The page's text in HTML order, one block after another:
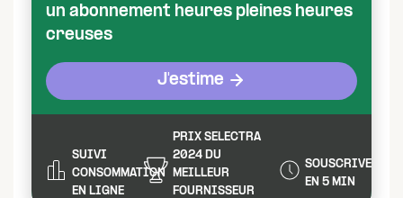
un abonnement heures pleines heures
creuses
J'estime
SUIVI
CONSOMMATION
EN LIGNE
PRIX SELECTRA
2024 DU
MEILLEUR
FOURNISSEUR
SOUSCRIVEZ
EN 5 MIN